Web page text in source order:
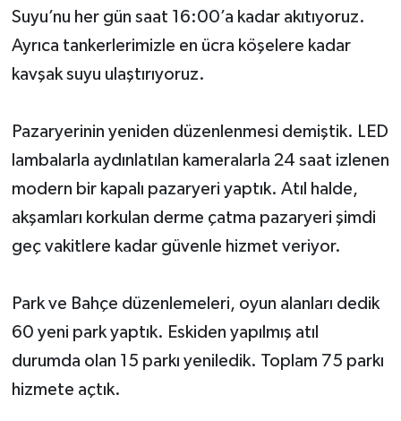
Suyu’nu her gün saat 16:00’a kadar akıtıyoruz.
Ayrıca tankerlerimizle en ücra köşelere kadar
kavşak suyu ulaştırıyoruz.
Pazaryerinin yeniden düzenlenmesi demiştik. LED
lambalarla aydınlatılan kameralarla 24 saat izlenen
modern bir kapalı pazaryeri yaptık. Atıl halde,
akşamları korkulan derme çatma pazaryeri şimdi
geç vakitlere kadar güvenle hizmet veriyor.
Park ve Bahçe düzenlemeleri, oyun alanları dedik
60 yeni park yaptık. Eskiden yapılmış atıl
durumda olan 15 parkı yeniledik. Toplam 75 parkı
hizmete açtık.